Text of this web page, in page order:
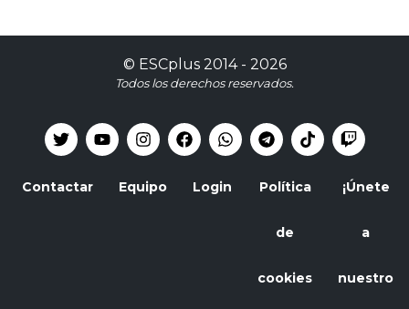
© ESCplus2014 - 2026
Todos los derechos reservados.
Contactar Equipo Login Política
de
cookies
¡Únete
a
nuestro